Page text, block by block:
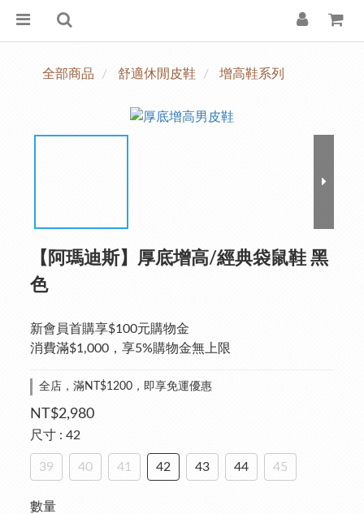
全部商品 舒適休閒皮鞋 增高鞋系列
【阿瑪迪斯】厚底增高/經典袋鼠鞋 黑
色
新會員首購享$100元購物金
消費滿$1,000，享5%購物金無上限
全店，滿NT$1200，即享免運優惠
NT$2,980
尺寸 : 42
39 40 41 42 43 44 45
數量